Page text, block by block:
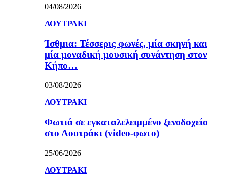
04/08/2026
ΛΟΥΤΡΑΚΙ
Ίσθμια: Τέσσερις φωνές, μία σκηνή και
μία μοναδική μουσική συνάντηση στον
Κήπο…
03/08/2026
ΛΟΥΤΡΑΚΙ
Φωτιά σε εγκαταλελειμμένο ξενοδοχείο
στο Λουτράκι (video-φωτο)
25/06/2026
ΛΟΥΤΡΑΚΙ